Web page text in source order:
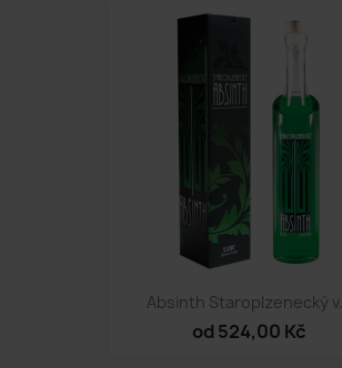
Absinth Staroplzenecký v...
od 524,00 Kč